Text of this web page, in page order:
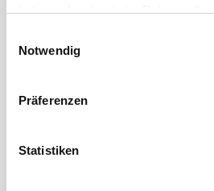
haben oder die sie im Rahmen
Notwendig
Präferenzen
Statistiken
März 2020
Januar 2020
November 2019